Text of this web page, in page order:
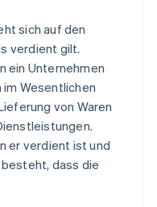
sich auf den
verdient gilt.
ein Unternehmen
Wesentlichen
von Waren
er verdient ist und
dass die